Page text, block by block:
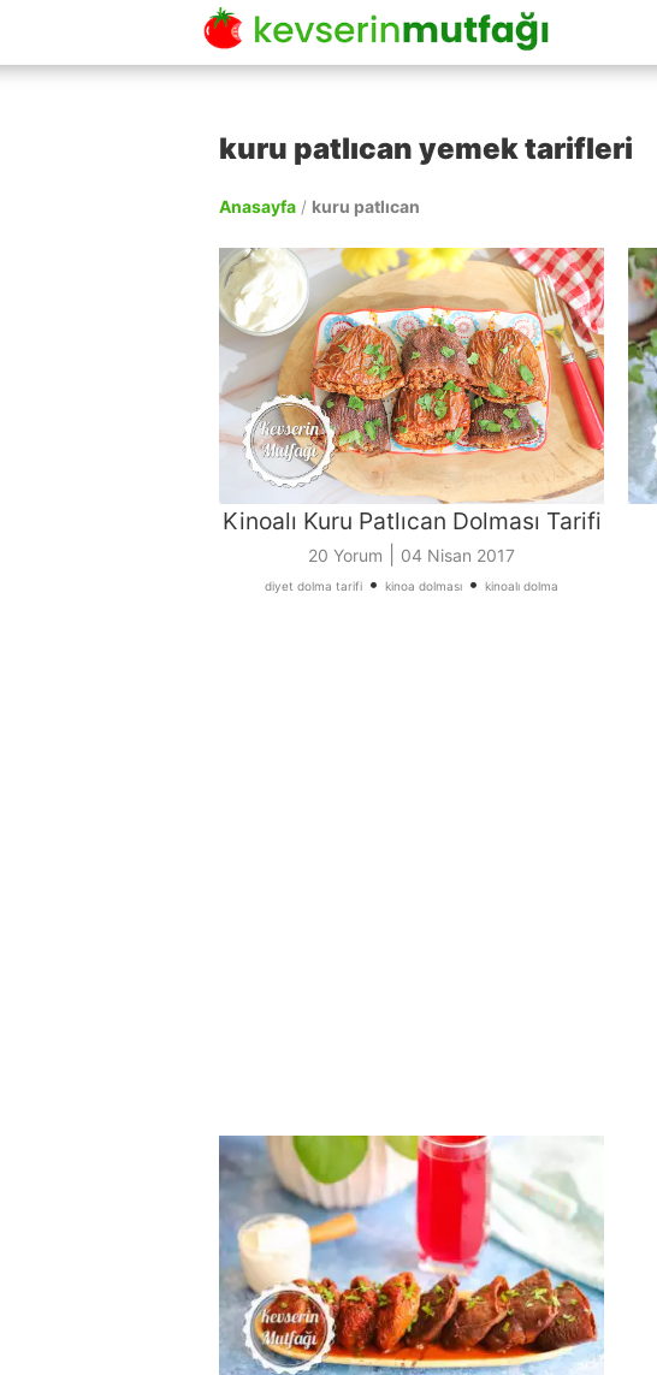
kuru patlıcan yemek tarifleri
Anasayfa / kuru patlıcan
Kinoalı Kuru Patlıcan Dolması Tarifi
20 Yorum 04 Nisan 2017
diyet dolma tarifi • kinoa dolması • kinoalı dolma